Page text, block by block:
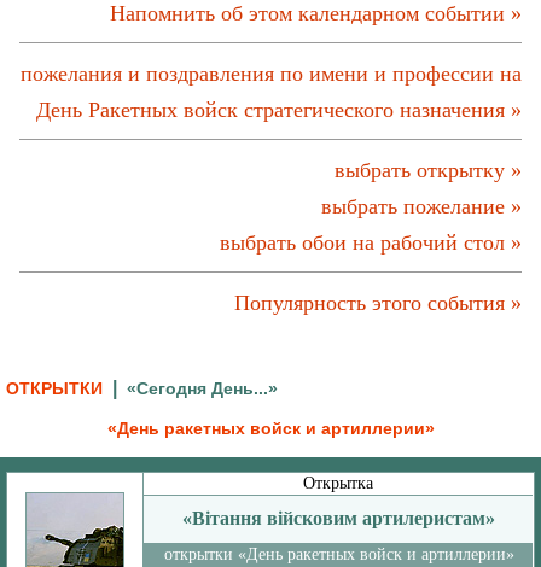
Напомнить об этом календарном событии »
пожелания и поздравления по имени и профессии на
День Ракетных войск стратегического назначения »
выбрать открытку »
выбрать пожелание »
выбрать обои на рабочий стол »
Популярность этого события »
ОТКРЫТКИ «Сегодня День...»
«День ракетных войск и артиллерии»
Открытка
«Вітання війсковим артилеристам»
открытки «День ракетных войск и артиллерии»